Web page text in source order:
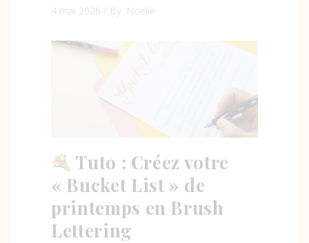
4 mai 2026 By Noelie
Tuto : Créez votre
« Bucket List » de
printemps en Brush
Lettering